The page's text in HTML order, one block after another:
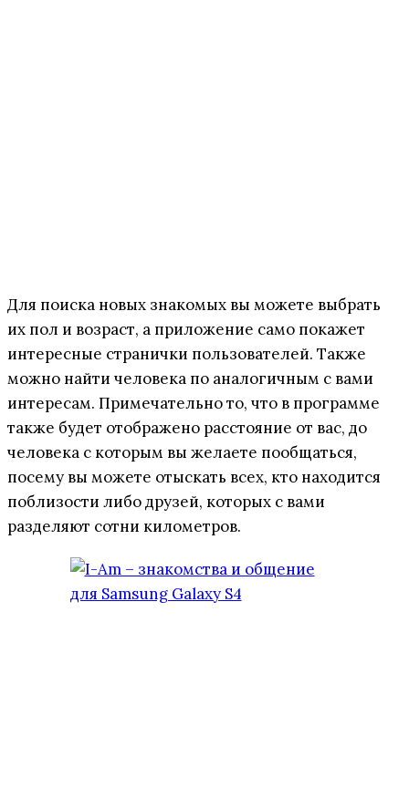
Для поиска новых знакомых вы можете выбрать
их пол и возраст, а приложение само покажет
интересные странички пользователей. Также
можно найти человека по аналогичным с вами
интересам. Примечательно то, что в программе
также будет отображено расстояние от вас, до
человека с которым вы желаете пообщаться,
посему вы можете отыскать всех, кто находится
поблизости либо друзей, которых с вами
разделяют сотни километров.